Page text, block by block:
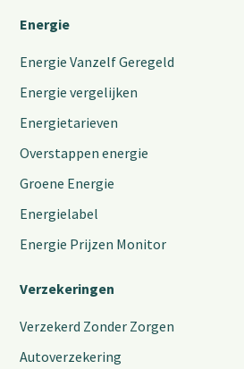
Energie
Energie Vanzelf Geregeld
Energie vergelijken
Energietarieven
Overstappen energie
Groene Energie
Energielabel
Energie Prijzen Monitor
Verzekeringen
Verzekerd Zonder Zorgen
Autoverzekering